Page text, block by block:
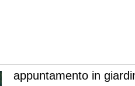
appuntamento in